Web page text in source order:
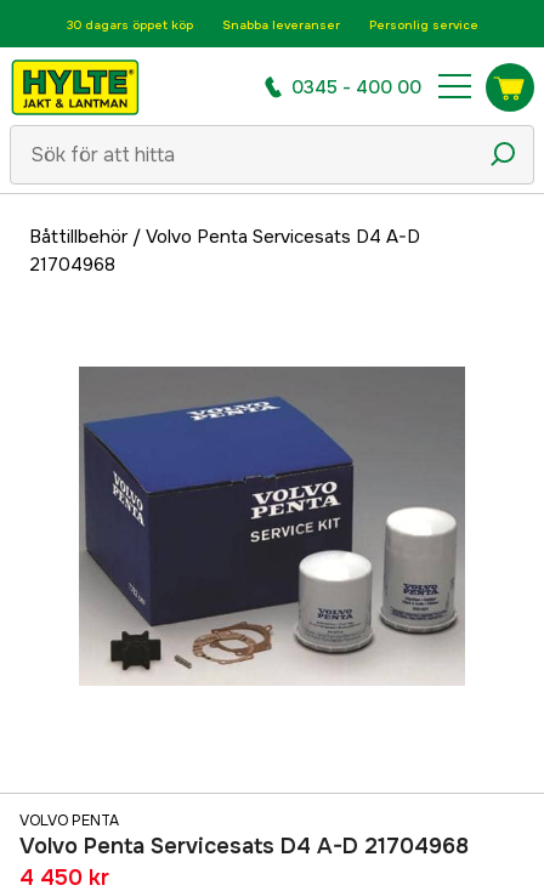
30 dagars öppet köp Snabba leveranser Personlig service
0345 - 400 00
Båttillbehör/ Volvo Penta Servicesats D4 A-D
21704968
VOLVO PENTA
Volvo Penta Servicesats D4 A-D 21704968
4 450 kr